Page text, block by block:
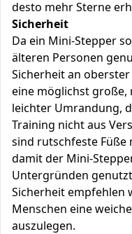
desto mehr Sterne
Sicherheit
Da ein Mini-Stepper
älteren Personen
Sicherheit an
eine möglichst
leichter Umrandung,
Training nicht aus
sind rutschfeste Füße
damit der Mini-
Untergründen
Sicherheit empfehlen
Menschen eine
auszulegen.